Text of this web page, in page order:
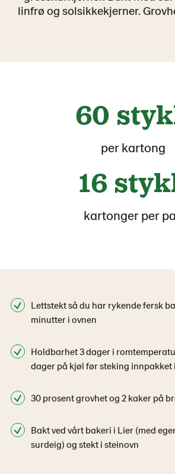
linfrø og solsikkekjerner.
60
per kartong
16
kartonger per
Lettstekt så du har rykende fersk
minutter i ovnen
Holdbarhet 3 dager i
dager på kjøl før steking innpakket
30 prosent grovhet og 2 kaker på
Bakt ved vårt bakeri i Lier (med
surdeig) og stekt i steinovn